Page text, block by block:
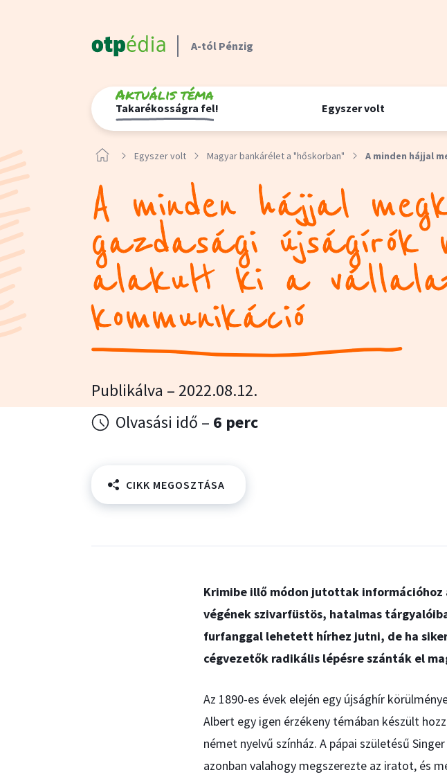
A-tól Pénzig
Takarékosságra fel!
Aktuális téma
Egyszer volt
Egyszer volt Magyar bankárélet a "hőskorban" A minden hájjal
A minden hájjal
gazdasági újságírók
alakult ki a
kommunikáció
Publikálva – 2022.08.12.
Olvasási idő – 6 perc
CIKK MEGOSZTÁSA
Krimibe illő módon jutottak információhoz
végének szivarfüstös, hatalmas
furfanggal lehetett hírhez jutni, de ha
cégvezetők radikális lépésre szánták el
Az 1890-es évek elején egy újsághír
Albert egy igen érzékeny témában készült
német nyelvű színház. A pápai születésű
azonban valahogy megszerezte az iratot, és